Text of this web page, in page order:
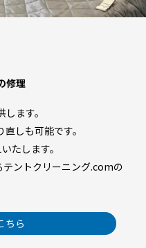
修理
ます。
しも可能です。
たします。
ントクリーニング.comの
ちら